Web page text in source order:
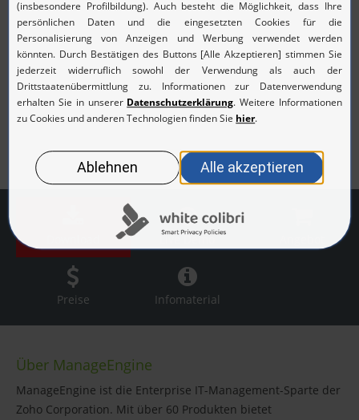
Live Demo
Preise Infomaterial
Über ManageEngine
ManageEngine ist die Enterprise IT-Management-Sparte der
Zoho Corporation. Mit über 60 Produkten bietet